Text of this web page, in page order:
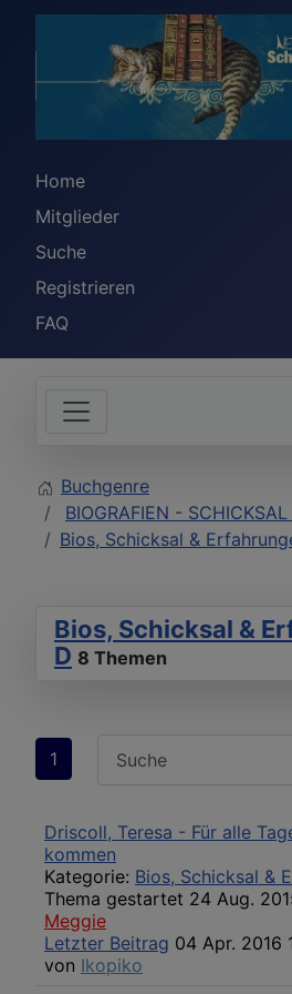
Home
Mitglieder
Suche
Registrieren
FAQ
Buchgenre
BIOGRAFIEN -
Bios, Schicksal &
Bios, Schicksal &
D 8 Themen
1
Driscoll, Teresa - Für alle
kommen
Kategorie: Bios, Schicksal &
Thema gestartet 24 Aug.
Meggie
Letzter Beitrag 04 Apr. 2016
von Ikopiko